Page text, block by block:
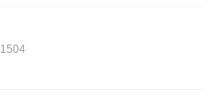
1504